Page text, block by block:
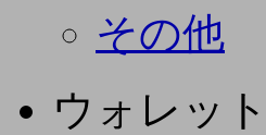
その他
ウォレッ